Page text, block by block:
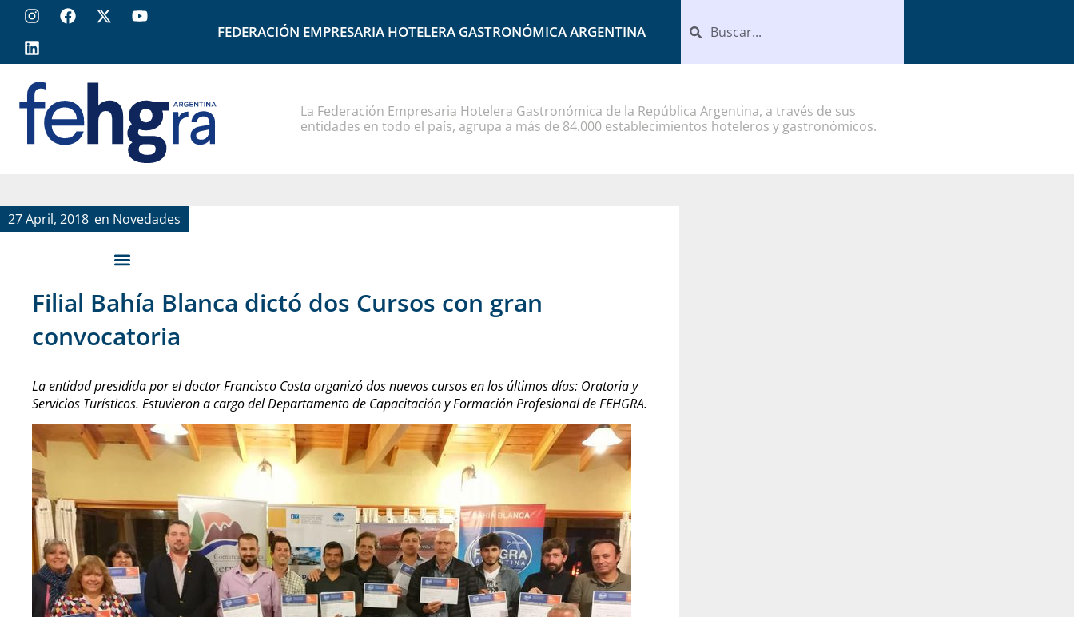
FEDERACIÓN EMPRESARIA HOTELERA GASTRONÓMICA ARGENTINA
La Federación Empresaria Hotelera Gastronómica de la República Argentina, a través de sus
entidades en todo el país, agrupa a más de 84.000 establecimientos hoteleros y gastronómicos.
27 April, 2018 en Novedades
Filial Bahía Blanca dictó dos Cursos con gran
convocatoria
La entidad presidida por el doctor Francisco Costa organizó dos nuevos cursos en los últimos días: Oratoria y
Servicios Turísticos. Estuvieron a cargo del Departamento de Capacitación y Formación Profesional de FEHGRA.